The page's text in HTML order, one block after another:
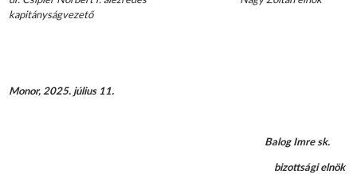
kapitányságvezető
Monor, 2025. július 11.
Balog Imre sk.
bizottsági elnök